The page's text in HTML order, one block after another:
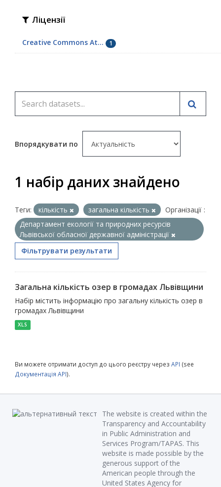
Ліцензії
Creative Commons At... 1
Впорядкувати по
1 набір даних знайдено
Теги: кількість загальна кількість
Організації :
Департамент екології та природних ресурсів
Львівської обласної державної адміністрації
Фільтрувати результати
Загальна кількість озер в громадах Львівщини
Набір містить інформацію про загальну кількість озер в
громадах Львівщини
XLS
Ви можете отримати доступ до цього реєстру через API (see
Документація API).
The website is created within the
Transparency and Accountability
in Public Administration and
Services Program/TAPAS. This
website is made possible by the
generous support of the
American people through the
United States Agency for